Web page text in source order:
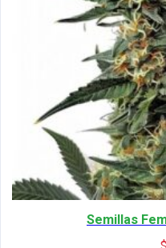
Semillas